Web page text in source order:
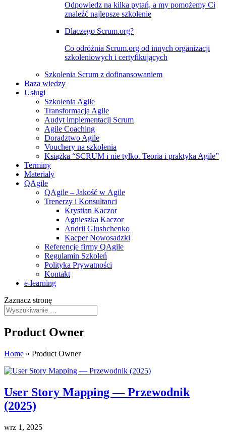
Odpowiedz na kilka pytań, a my pomożemy Ci
znaleźć najlepsze szkolenie
Dlaczego Scrum.org?
Co odróżnia Scrum.org od innych organizacji
szkoleniowych i certyfikujących
Szkolenia Scrum z dofinansowaniem
Baza wiedzy
Usługi
Szkolenia Agile
Transformacja Agile
Audyt implementacji Scrum
Agile Coaching
Doradztwo Agile
Vouchery na szkolenia
Książka “SCRUM i nie tylko. Teoria i praktyka Agile”
Terminy
Materiały
QAgile
QAgile – Jakość w Agile
Trenerzy i Konsultanci
Krystian Kaczor
Agnieszka Kaczor
Andrii Glushchenko
Kacper Nowosadzki
Referencje firmy QAgile
Regulamin Szkoleń
Polityka Prywatności
Kontakt
e‑learning
Zaznacz stronę
Product Owner
Home » Product Owner
User Story Mapping — Przewodnik
(2025)
wrz 1, 2025